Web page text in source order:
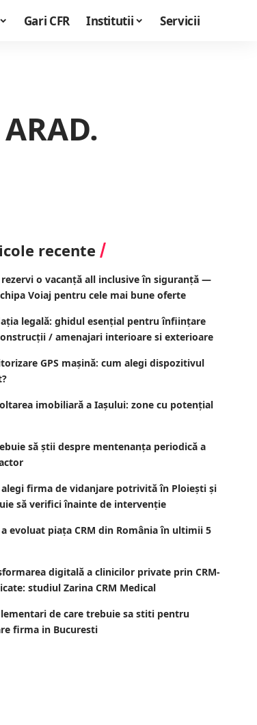
Gari CFR Institutii Servicii
recente
rezervi o vacanță all inclusive în siguranță —
Voiaj pentru cele mai bune oferte
legală: ghidul esențial pentru înființare
/ amenajari interioare si exterioare
GPS mașină: cum alegi dispozitivul
imobiliară a Iașului: zone cu potențial
să știi despre mentenanța periodică a
alegi firma de vidanjare potrivită în Ploiești și
să verifici înainte de intervenție
evoluat piața CRM din România în ultimii 5
digitală a clinicilor private prin CRM-
studiul Zarina CRM Medical
de care trebuie sa stiti pentru
firma in Bucuresti